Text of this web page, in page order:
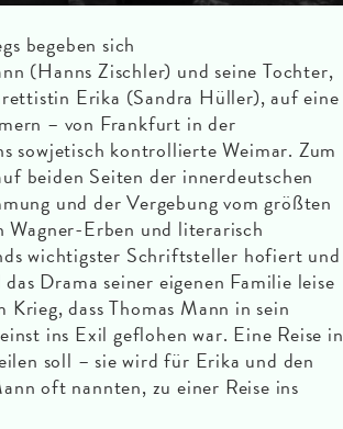
begeben sich
(Hanns Zischler) und seine Tochter,
Erika (Sandra Hüller), auf eine
– von Frankfurt in der
sowjetisch kontrollierte Weimar. Zum
beiden Seiten der innerdeutschen
und der Vergebung vom größten
Wagner-Erben und literarisch
wichtigster Schriftsteller hofiert und
Drama seiner eigenen Familie leise
dass Thomas Mann in sein
ins Exil geflohen war. Eine Reise in
soll – sie wird für Erika und den
oft nannten, zu einer Reise ins